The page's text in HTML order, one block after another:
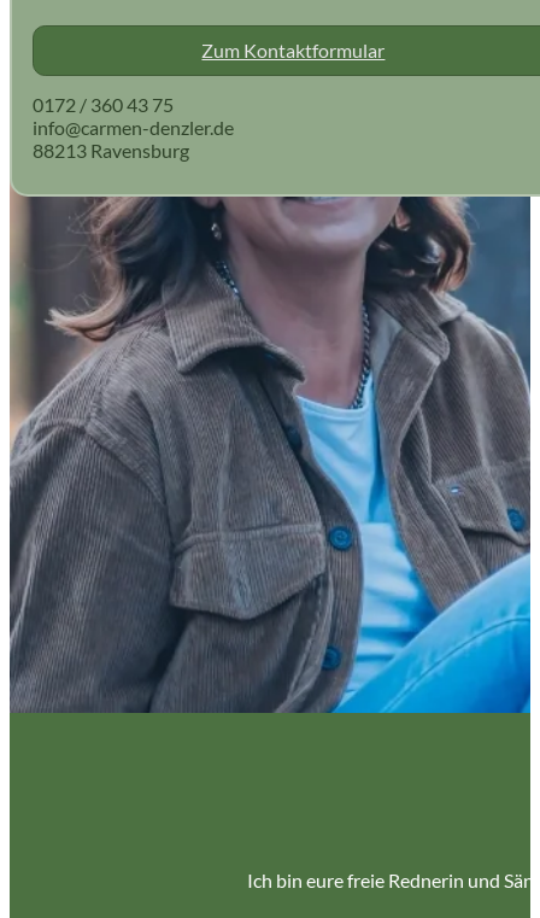
Zum Kontaktformular
0172 / 360 43 75
info@carmen-denzler.de
88213 Ravensburg
Ich bin eure freie Rednerin und